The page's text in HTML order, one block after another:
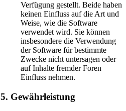
Verfügung gestellt. Beide haben
keinen Einfluss auf die Art und
Weise, wie die Software
verwendet wird. Sie können
insbesondere die Verwendung
der Software für bestimmte
Zwecke nicht untersagen oder
auf Inhalte fremder Foren
Einfluss nehmen.
5. Gewährleistung